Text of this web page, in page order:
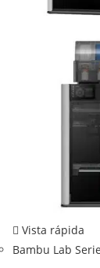
Vista rápida
Bambu Lab